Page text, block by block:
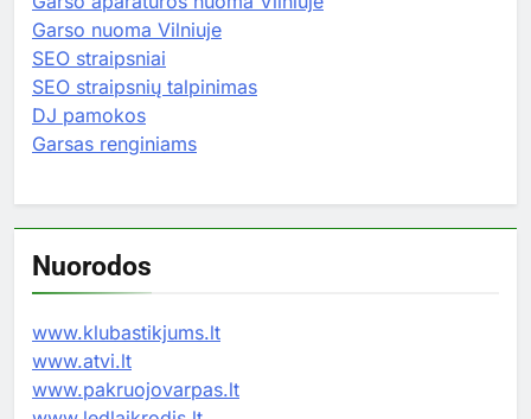
Garso nuoma Vilniuje
SEO straipsniai
SEO straipsnių talpinimas
DJ pamokos
Garsas renginiams
Nuorodos
www.klubastikjums.lt
www.atvi.lt
www.pakruojovarpas.lt